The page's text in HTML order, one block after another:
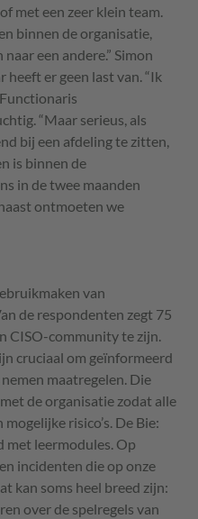
met een zeer klein team.
binnen de organisatie,
een andere.” Simon
heeft er geen last van. “Ik
“Maar serieus, als
bij een afdeling te zitten,
is binnen de
in de twee maanden
ontmoeten we
van
de respondenten zegt 75
CISO-community te zijn.
cruciaal om geïnformeerd
maatregelen. Die
de organisatie zodat alle
risico’s. De Bie:
met leermodules. Op
incidenten die op onze
kan soms heel breed zijn:
over de spelregels van